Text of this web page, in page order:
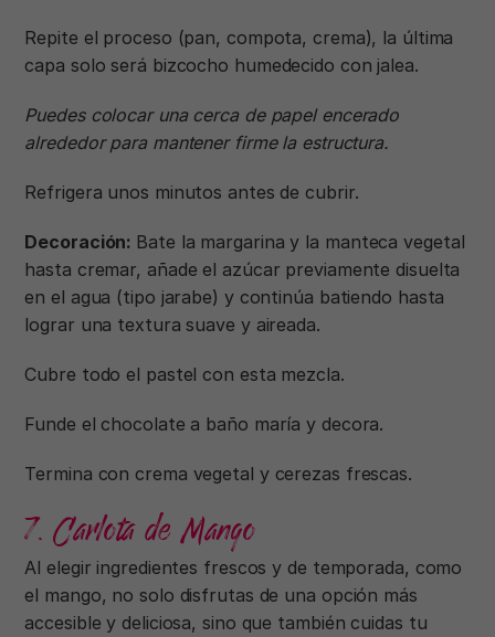
Repite el proceso (pan, compota, crema), la última
capa solo será bizcocho humedecido con jalea.
Puedes colocar una cerca de papel encerado
alrededor para mantener firme la estructura.
Refrigera unos minutos antes de cubrir.
Decoración: Bate la margarina y la manteca vegetal
hasta cremar, añade el azúcar previamente disuelta
en el agua (tipo jarabe) y continúa batiendo hasta
lograr una textura suave y aireada.
Cubre todo el pastel con esta mezcla.
Funde el chocolate a baño maría y decora.
Termina con crema vegetal y cerezas frescas.
7. Carlota de Mango
Al elegir ingredientes frescos y de temporada, como
el mango, no solo disfrutas de una opción más
accesible y deliciosa, sino que también cuidas tu